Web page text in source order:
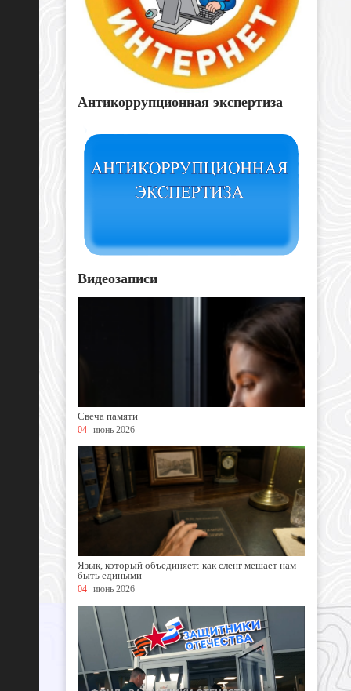
Антикоррупционная экспертиза
Видеозаписи
Свеча памяти
04 июнь 2026
Язык, который объединяет: как сленг мешает нам
быть едиными
04 июнь 2026